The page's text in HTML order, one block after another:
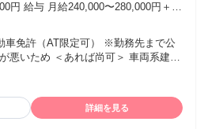
円 給与 月給240,000〜280,000円＋諸
車免許（AT限定可） ※勤務先まで公
悪いため ＜あれば尚可＞ 車両系建設
る人物像 未経験者応
詳細を見る